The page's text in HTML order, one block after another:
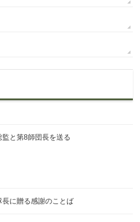
と第8師団長を送る
長に贈る感謝のことば